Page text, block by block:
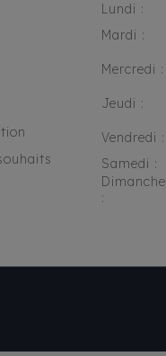
Lundi :
Mardi :
Mercredi :
Jeudi :
Vendredi :
Samedi :
Dimanche
: